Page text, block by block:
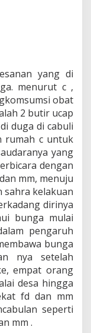
yang di
menurut c ,
obat
2 butir ucap
duga di cabuli
rumah c untuk
yang
dengan
mm, menuju
sahra kelakuan
dirinya
bunga mulai
pengaruh
bunga
nya setelah
empat orang
desa hingga
fd dan mm
seperti
mm .